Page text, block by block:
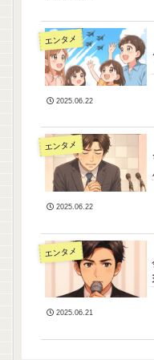
エンタメ
2025.06.22
エンタメ
2025.06.22
エンタメ
2025.06.21